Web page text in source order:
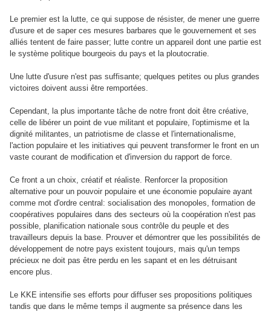
Le premier est la lutte, ce qui suppose de résister, de mener une guerre
d'usure et de saper ces mesures barbares que le gouvernement et ses
alliés tentent de faire passer; lutte contre un appareil dont une partie est
le système politique bourgeois du pays et la ploutocratie.
Une lutte d'usure n'est pas suffisante; quelques petites ou plus grandes
victoires doivent aussi être remportées.
Cependant, la plus importante tâche de notre front doit être créative,
celle de libérer un point de vue militant et populaire, l'optimisme et la
dignité militantes, un patriotisme de classe et l'internationalisme,
l'action populaire et les initiatives qui peuvent transformer le front en un
vaste courant de modification et d'inversion du rapport de force.
Ce front a un choix, créatif et réaliste. Renforcer la proposition
alternative pour un pouvoir populaire et une économie populaire ayant
comme mot d'ordre central: socialisation des monopoles, formation de
coopératives populaires dans des secteurs où la coopération n'est pas
possible, planification nationale sous contrôle du peuple et des
travailleurs depuis la base. Prouver et démontrer que les possibilités de
développement de notre pays existent toujours, mais qu'un temps
précieux ne doit pas être perdu en les sapant et en les détruisant
encore plus.
Le KKE intensifie ses efforts pour diffuser ses propositions politiques
tandis que dans le même temps il augmente sa présence dans les